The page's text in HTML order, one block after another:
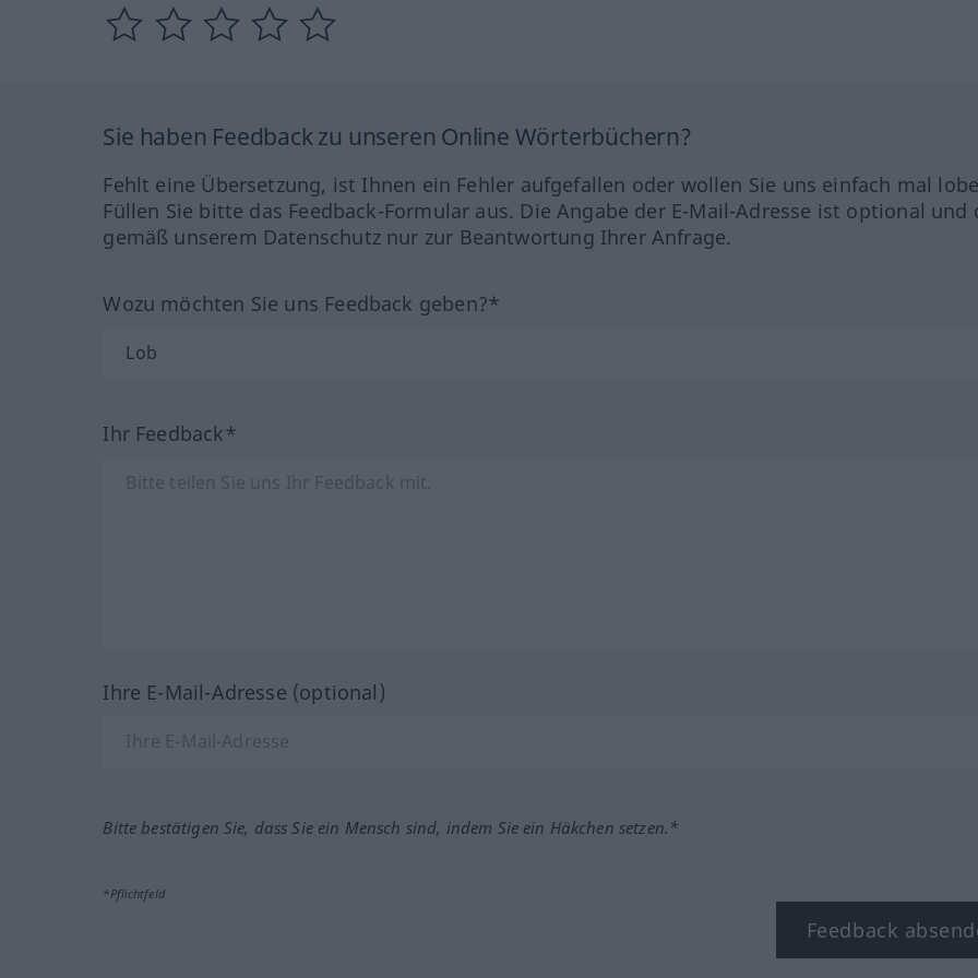
Sie haben Feedback zu unseren Online Wörterbüchern?
Fehlt eine Übersetzung, ist Ihnen ein Fehler aufgefallen oder wollen Sie uns einfach mal
Füllen Sie bitte das Feedback-Formular aus. Die Angabe der E-Mail-Adresse ist optional und
gemäß unserem Datenschutz nur zur Beantwortung Ihrer Anfrage.
Wozu möchten Sie uns Feedback geben?*
Ihr Feedback*
Ihre E-Mail-Adresse (optional)
Bitte bestätigen Sie, dass Sie ein Mensch sind, indem Sie ein Häkchen setzen.*
*Pflichtfeld
Feedback